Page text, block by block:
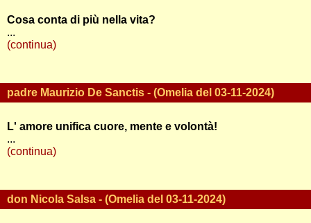
Cosa conta di più nella vita?
...
(continua)
padre Maurizio De Sanctis - (Omelia del 03-11-2024)
L' amore unifica cuore, mente e volontà!
...
(continua)
don Nicola Salsa - (Omelia del 03-11-2024)